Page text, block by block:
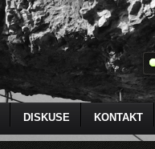
DISKUSE KONTAKT